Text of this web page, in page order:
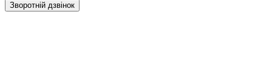
Зворотній дзвінок